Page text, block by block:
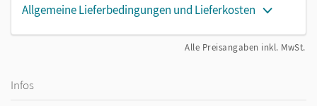
Allgemeine Lieferbedingungen und Lieferkosten
Alle Preisangaben inkl. MwSt.
Infos